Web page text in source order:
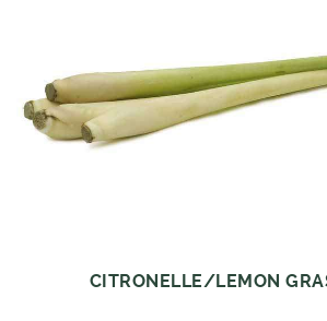
CITRONELLE/LEMON